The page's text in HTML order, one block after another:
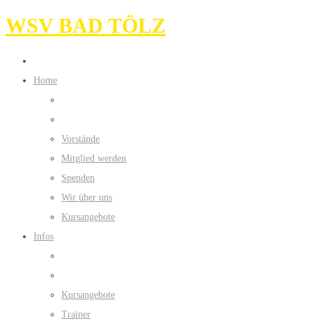
WSV BAD TÖLZ
Home
Vorstände
Mitglied werden
Spenden
Wir über uns
Kursangebote
Infos
Kursangebote
Trainer